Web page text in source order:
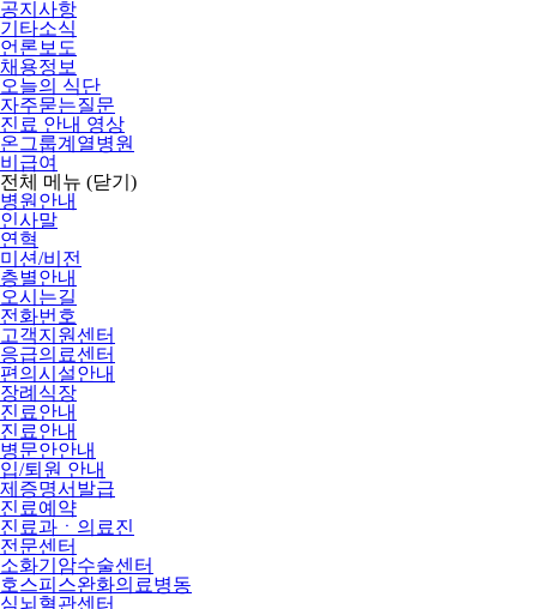
공지사항
기타소식
언론보도
채용정보
오늘의 식단
자주묻는질문
진료 안내 영상
온그룹계열병원
비급여
전체 메뉴 (닫기)
병원안내
인사말
연혁
미션/비전
층별안내
오시는길
전화번호
고객지원센터
응급의료센터
편의시설안내
장례식장
진료안내
진료안내
병문안안내
입/퇴원 안내
제증명서발급
진료예약
진료과ㆍ의료진
전문센터
소화기암수술센터
호스피스완화의료병동
심뇌혈관센터